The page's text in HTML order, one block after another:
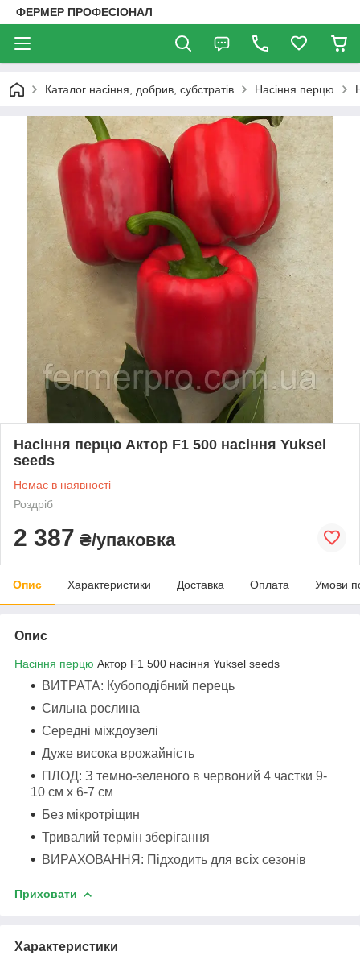
ФЕРМЕР ПРОФЕСІОНАЛ
Каталог насіння, добрив, субстратів Насіння перцю
Насіння перцю Актор F1 500 насіння Yuksel
seeds
Немає в наявності
Роздріб
2 387 ₴/упаковка
Опис Характеристики Доставка Оплата Умови
Опис
Насіння перцю Актор F1 500 насіння Yuksel seeds
ВИТРАТА: Кубоподібний перець
Сильна рослина
Середні міждоузелі
Дуже висока врожайність
ПЛОД: З темно-зеленого в червоний 4 частки 9-
10 см х 6-7 см
Без мікротріщин
Тривалий термін зберігання
ВИРАХОВАННЯ: Підходить для всіх сезонів
Приховати
Характеристики